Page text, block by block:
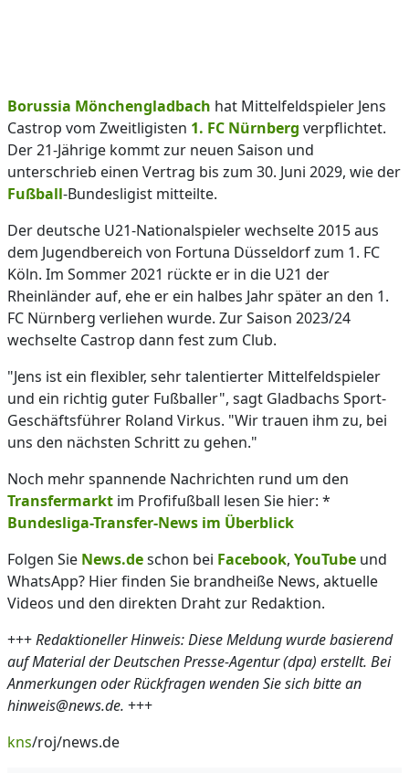
Borussia Mönchengladbach hat Mittelfeldspieler Jens
Castrop vom Zweitligisten 1. FC Nürnberg verpflichtet.
Der 21-Jährige kommt zur neuen Saison und
unterschrieb einen Vertrag bis zum 30. Juni 2029, wie der
Fußball-Bundesligist mitteilte.
Der deutsche U21-Nationalspieler wechselte 2015 aus
dem Jugendbereich von Fortuna Düsseldorf zum 1. FC
Köln. Im Sommer 2021 rückte er in die U21 der
Rheinländer auf, ehe er ein halbes Jahr später an den 1.
FC Nürnberg verliehen wurde. Zur Saison 2023/24
wechselte Castrop dann fest zum Club.
"Jens ist ein flexibler, sehr talentierter Mittelfeldspieler
und ein richtig guter Fußballer", sagt Gladbachs Sport-
Geschäftsführer Roland Virkus. "Wir trauen ihm zu, bei
uns den nächsten Schritt zu gehen."
Noch mehr spannende Nachrichten rund um den
Transfermarkt im Profifußball lesen Sie hier: *
Bundesliga-Transfer-News im Überblick
Folgen Sie News.deschon bei Facebook, YouTube und
WhatsApp? Hier finden Sie brandheiße News, aktuelle
Videos und den direkten Draht zur Redaktion.
+++Redaktioneller Hinweis: Diese Meldung wurde basierend
auf Material der Deutschen Presse-Agentur (dpa) erstellt. Bei
Anmerkungen oder Rückfragen wenden Sie sich bitte an
hinweis@news.de. +++
kns/roj/news.de